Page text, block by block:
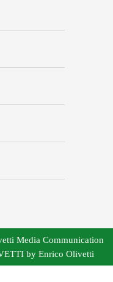
Media Communication
by Enrico Olivetti